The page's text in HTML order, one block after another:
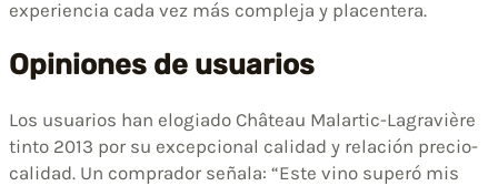
experiencia cada vez más compleja y placentera.
Opiniones de usuarios
Los usuarios han elogiado Château Malartic-Lagravière
tinto 2013 por su excepcional calidad y relación precio-
calidad. Un comprador señala: “Este vino superó mis